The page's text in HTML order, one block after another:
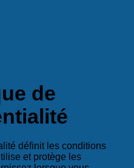
de
définit les conditions
et protège les